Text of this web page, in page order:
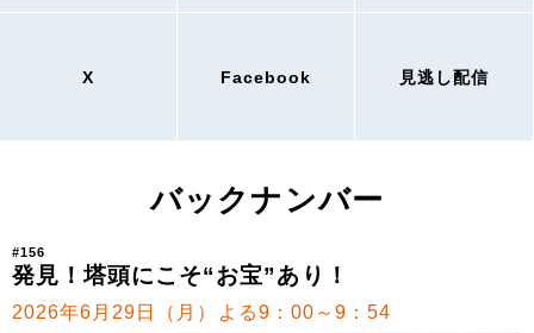
X Facebook 見逃し配信
バックナンバー
#156
発見！塔頭にこそ“お宝”あり！
2026年6月29日（月）よる9：00～9：54